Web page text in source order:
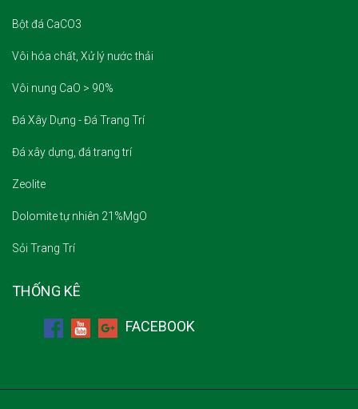
Bột đá CaCO3
Vôi hóa chất, Xử lý nước thải
Vôi nung CaO > 90%
Đá Xây Dựng - Đá Trang Trí
Đá xây dựng, đá trang trí
Zeolite
Dolomite tự nhiên 21%MgO
Sỏi Trang Trí
THỐNG KÊ
FACEBOOK